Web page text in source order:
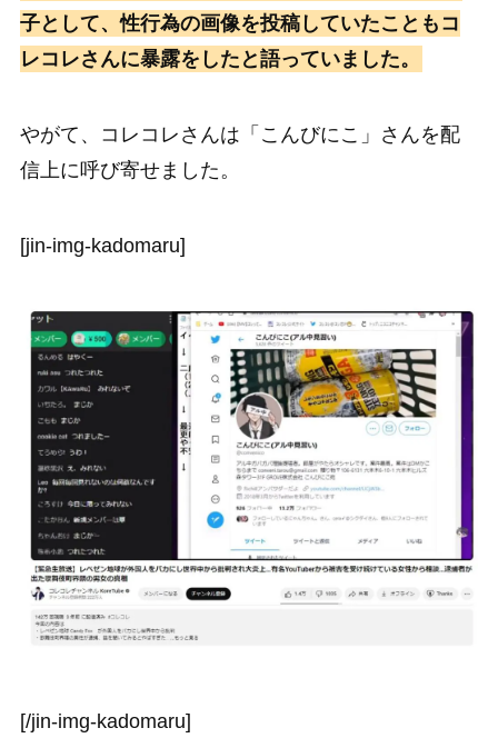
子として、性行為の画像を投稿していたこともコ
レコレさんに暴露をしたと語っていました。
やがて、コレコレさんは「こんびにこ」さんを配
信上に呼び寄せました。
[jin-img-kadomaru]
[/jin-img-kadomaru]